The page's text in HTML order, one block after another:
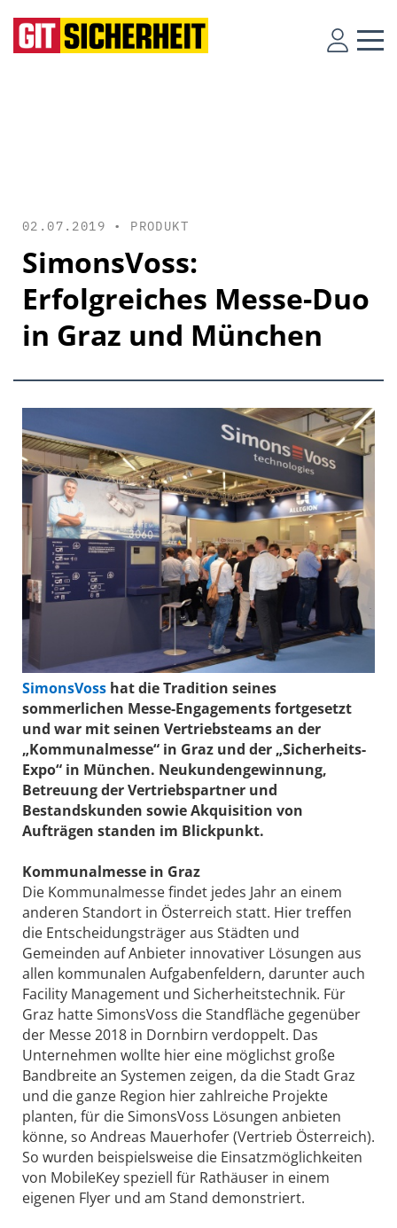
02.07.2019 • PRODUKT
SimonsVoss:
Erfolgreiches Messe-Duo
in Graz und München
SimonsVoss hat die Tradition seines
sommerlichen Messe-Engagements fortgesetzt
und war mit seinen Vertriebsteams an der
„Kommunalmesse“ in Graz und der „Sicherheits-
Expo“ in München. Neukundengewinnung,
Betreuung der Vertriebspartner und
Bestandskunden sowie Akquisition von
Aufträgen standen im Blickpunkt.
Kommunalmesse in Graz
Die Kommunalmesse findet jedes Jahr an einem
anderen Standort in Österreich statt. Hier treffen
die Entscheidungsträger aus Städten und
Gemeinden auf Anbieter innovativer Lösungen aus
allen kommunalen Aufgabenfeldern, darunter auch
Facility Management und Sicherheitstechnik. Für
Graz hatte SimonsVoss die Standfläche gegenüber
der Messe 2018 in Dornbirn verdoppelt. Das
Unternehmen wollte hier eine möglichst große
Bandbreite an Systemen zeigen, da die Stadt Graz
und die ganze Region hier zahlreiche Projekte
planten, für die SimonsVoss Lösungen anbieten
könne, so Andreas Mauerhofer (Vertrieb Österreich).
So wurden beispielsweise die Einsatzmöglichkeiten
von MobileKey speziell für Rathäuser in einem
eigenen Flyer und am Stand demonstriert.